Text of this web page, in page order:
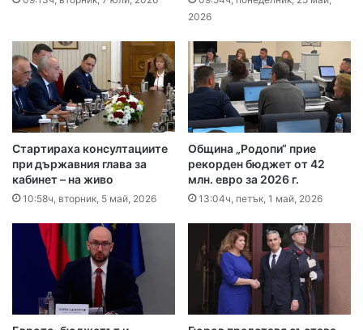
2026
Стартираха консултациите
при държавния глава за
кабинет – на живо
10:58ч, вторник, 5 май, 2026
Община „Родопи“ прие
рекорден бюджет от 42
млн. евро за 2026 г.
13:04ч, петък, 1 май, 2026